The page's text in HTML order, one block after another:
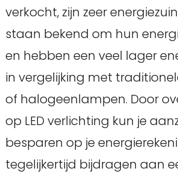
verkocht, zijn zeer
staan bekend om hun
en hebben een veel lager
in vergelijking met
of halogeenlampen. Door
op LED verlichting kun je
besparen op je
tegelijkertijd bijdragen aan